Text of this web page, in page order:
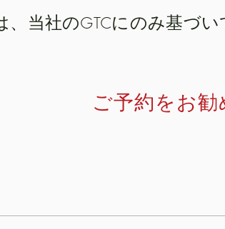
当社のGTCにのみ基づい
ご予約をお勧